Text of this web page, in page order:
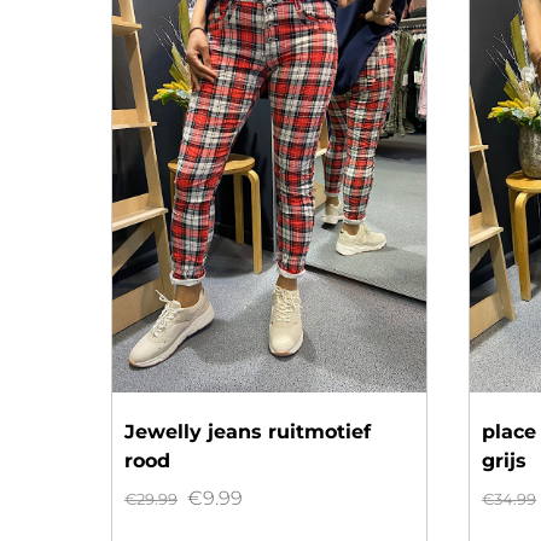
Jewelly jeans ruitmotief
rood
€29.99 Oorspronkelijke
€9.99Huidige
grijs
€34.99